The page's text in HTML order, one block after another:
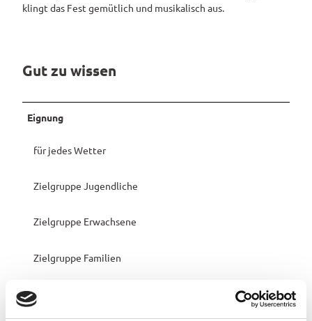
klingt das Fest gemütlich und musikalisch aus.
Gut zu wissen
Eignung
für jedes Wetter
Zielgruppe Jugendliche
Zielgruppe Erwachsene
Zielgruppe Familien
Zielgruppe Senioren